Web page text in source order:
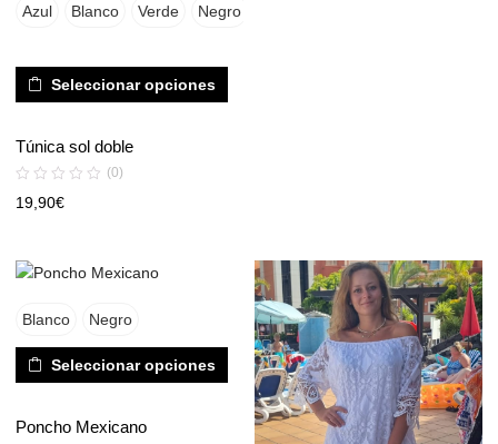
Azul Blanco Verde Negro
Seleccionar opciones
Túnica sol doble
(0)
19,90€
Blanco Negro
Seleccionar opciones
Poncho Mexicano